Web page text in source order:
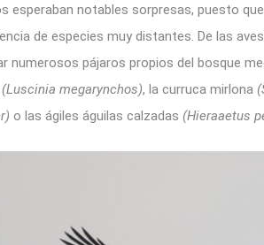
esperaban notables sorpresas, puesto
de especies muy distantes. De las
numerosos pájaros propios del bosque
(Luscinia megarynchos), la curruca mirlona
o las ágiles águilas calzadas (Hieraaetus